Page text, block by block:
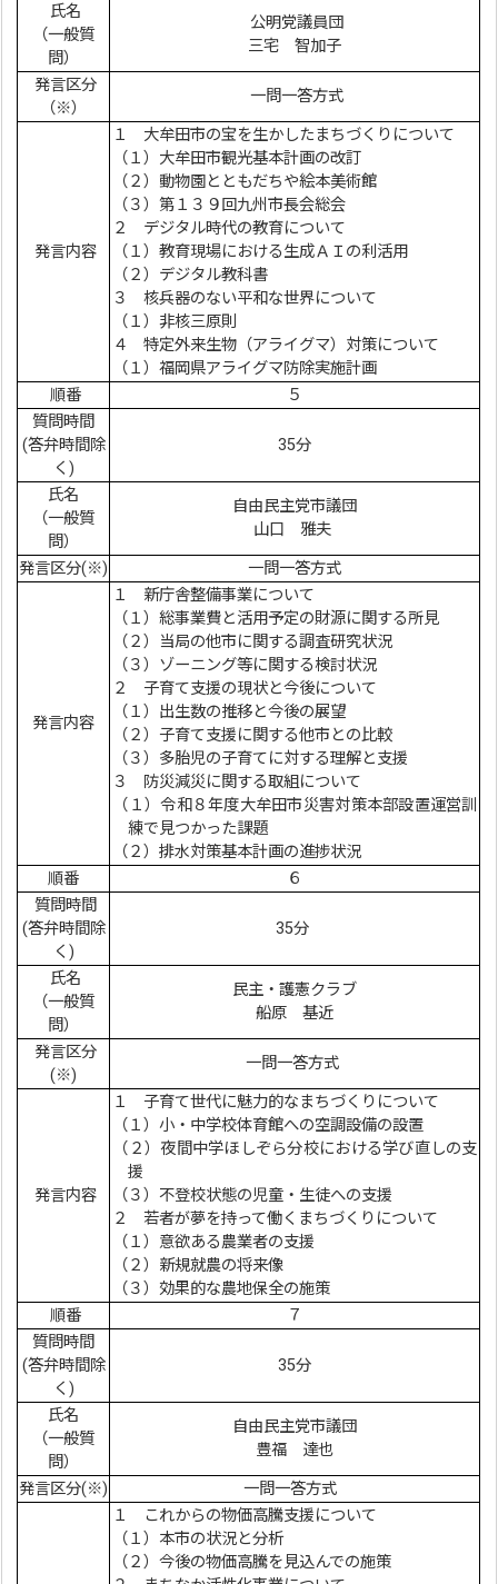
氏名
（一般質
問）
公明党議員団
三宅 智加子
発言区分
（※）
一問一答方式
発言内容
１ 大牟田市の宝を生かしたまちづくりについて
（１）大牟田市観光基本計画の改訂
（２）動物園とともだちや絵本美術館
（３）第１３９回九州市長会総会
２ デジタル時代の教育について
（１）教育現場における生成ＡＩの利活用
（２）デジタル教科書
３ 核兵器のない平和な世界について
（１）非核三原則
４ 特定外来生物（アライグマ）対策について
（１）福岡県アライグマ防除実施計画
順番
５
質問時間
(答弁時間除
く)
35分
氏名
（一般質
問）
自由民主党市議団
山口 雅夫
発言区分(※) 一問一答方式
発言内容
１ 新庁舎整備事業について
（１）総事業費と活用予定の財源に関する所見
（２）当局の他市に関する調査研究状況
（３）ゾーニング等に関する検討状況
２ 子育て支援の現状と今後について
（１）出生数の推移と今後の展望
（２）子育て支援に関する他市との比較
（３）多胎児の子育てに対する理解と支援
３ 防災減災に関する取組について
（１）令和８年度大牟田市災害対策本部設置運営訓
練で見つかった課題
（２）排水対策基本計画の進捗状況
順番
６
質問時間
(答弁時間除
く)
35分
氏名
（一般質
問）
民主・護憲クラブ
船原 基近
発言区分
(※)
一問一答方式
発言内容
１ 子育て世代に魅力的なまちづくりについて
（１）小・中学校体育館への空調設備の設置
（２）夜間中学ほしぞら分校における学び直しの支
援
（３）不登校状態の児童・生徒への支援
２ 若者が夢を持って働くまちづくりについて
（１）意欲ある農業者の支援
（２）新規就農の将来像
（３）効果的な農地保全の施策
順番
７
質問時間
(答弁時間除
く)
35分
氏名
（一般質
問）
自由民主党市議団
豊福 達也
発言区分(※)
一問一答方式
１ これからの物価高騰支援について
（１）本市の状況と分析
（２）今後の物価高騰を見込んでの施策